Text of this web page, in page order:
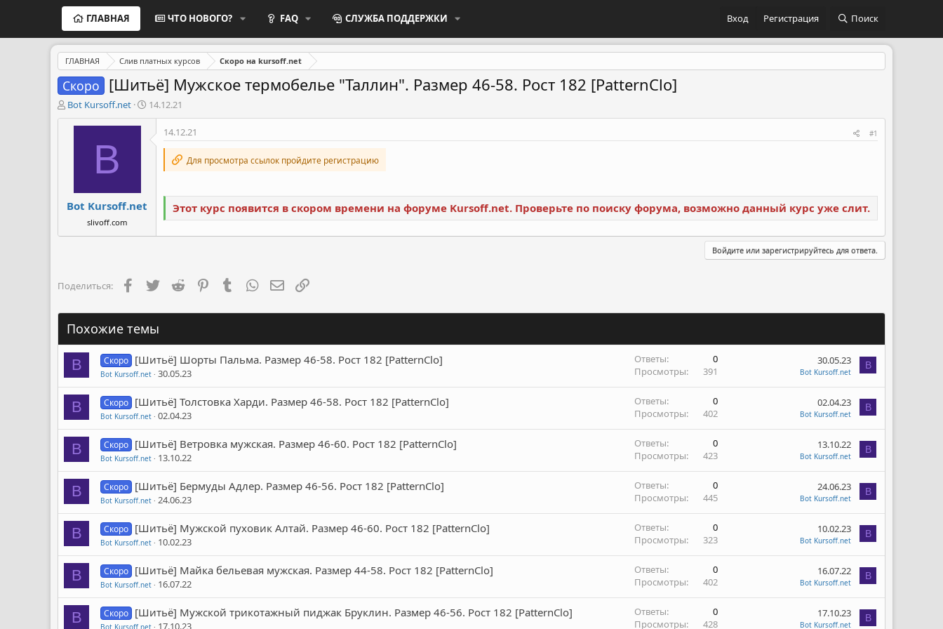
ГЛАВНАЯ ЧТО НОВОГО? FAQ СЛУЖБА ПОДДЕРЖКИ Вход Регистрация Поиск
ГЛАВНАЯ Слив платных курсов Скоро на kursoff.net
Скоро [Шитьё] Мужское термобелье "Таллин". Размер 46-58. Рост 182 [PatternClo]
А
в
ы
Bot Kursoff.net
Д
а
а
14.12.21
B
Bot Kursoff.net
slivoff.com
14.12.21 #1
Для просмотра ссылок пройдите регистрацию
Этот курс появится в скором времени на форуме Kursoff.net. Проверьте по поиску форума, возможно данный курс уже слит.
Войдите или зарегистрируйтесь для ответа.
Поделиться: FacebookTwitter Reddit PinterestTumblr WhatsAppЭлектронная почта
Похожие темы
B Скоро [Шитьё] Шорты Пальма. Размер 46-58. Рост 182 [PatternClo]
Bot Kursoff.net 30.05.23
Ответы
0
Просмотры
391
30.05.23
Bot Kursoff.net
B
B Скоро [Шитьё] Толстовка Харди. Размер 46-58. Рост 182 [PatternClo]
Bot Kursoff.net 02.04.23
Ответы
0
Просмотры
402
02.04.23
Bot Kursoff.net
B
B Скоро [Шитьё] Ветровка мужская. Размер 46-60. Рост 182 [PatternClo]
Bot Kursoff.net 13.10.22
Ответы
0
Просмотры
423
13.10.22
Bot Kursoff.net
B
B Скоро [Шитьё] Бермуды Адлер. Размер 46-56. Рост 182 [PatternClo]
Bot Kursoff.net 24.06.23
Ответы
0
Просмотры
445
24.06.23
Bot Kursoff.net
B
B Скоро [Шитьё] Мужской пуховик Алтай. Размер 46-60. Рост 182 [PatternClo]
Bot Kursoff.net 10.02.23
Ответы
0
Просмотры
323
10.02.23
Bot Kursoff.net
B
B Скоро [Шитьё] Майка бельевая мужская. Размер 44-58. Рост 182 [PatternClo]
Bot Kursoff.net 16.07.22
Ответы
0
Просмотры
402
16.07.22
Bot Kursoff.net
B
B Скоро [Шитьё] Мужской трикотажный пиджак Бруклин. Размер 46-56. Рост 182 [PatternClo]
Bot Kursoff.net 17.10.23
Ответы
0
Просмотры
428
17.10.23
Bot Kursoff.net
B